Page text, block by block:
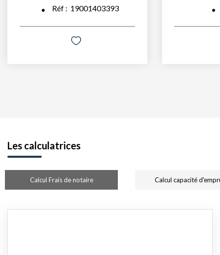
Réf : 19001403393
Les calculatrices
Calcul Frais de notaire Calcul capacité